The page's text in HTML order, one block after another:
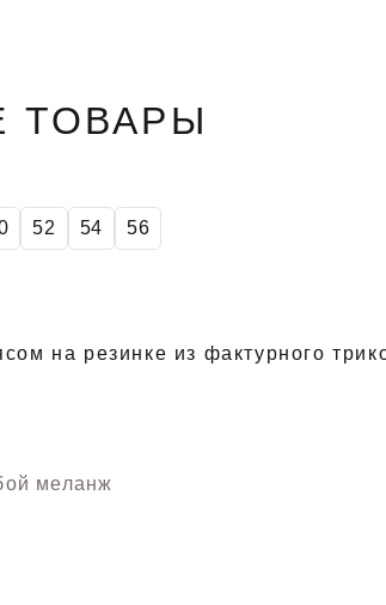
ТОВАРЫ
52 54 56
на резинке из фактурного
меланж